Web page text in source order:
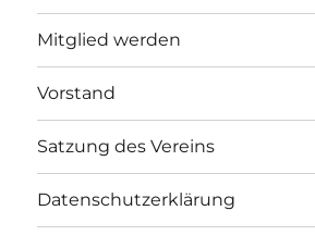
Mitglied werden
Vorstand
Satzung des Vereins
Datenschutzerklärung